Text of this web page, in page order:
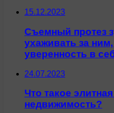
15.12.2023
Съемный протез
ухаживать за
уверенность в
24.07.2023
Что такое
недвижимость?